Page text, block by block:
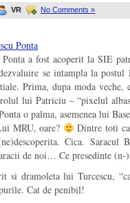
VR No Comments »
Ponta a fost acoperit la SIE
se intampla la postul
Prima, dupa moda
lui Patriciu – “pixelul
o palma, asemenea lui
MRU, oare?
Dintre toti
Cica. Saracul
de noi… Ce presedinte (n-
si dramoleta lui Turcescu,
Cat de penibil!